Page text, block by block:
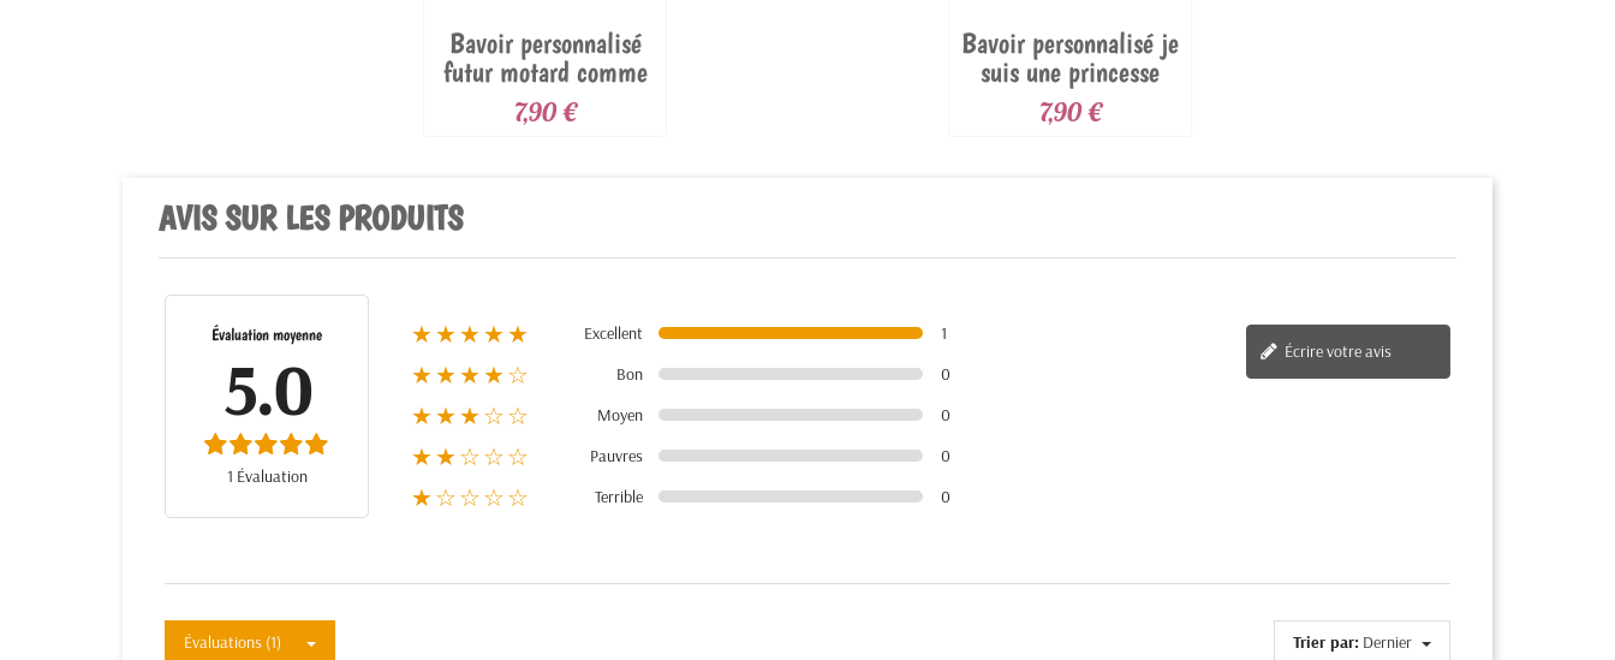
Bavoir personnalisé
futur motard comme
papa
7,90 €
Bavoir personnalisé je
suis une princesse
7,90 €
AVIS SUR LES PRODUITS
Évaluation moyenne
5.0
1 Évaluation
★★★★★ Excellent 1
★★★★☆ Bon 0
★★★☆☆ Moyen 0
★★☆☆☆ Pauvres 0
★☆☆☆☆ Terrible 0
Écrire votre avis
Évaluations (1) Trier par: Dernier